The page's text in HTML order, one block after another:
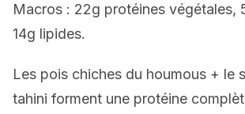
Macros : 22g protéines végétales,
14g lipides.
Les pois chiches du houmous + le
tahini forment une protéine